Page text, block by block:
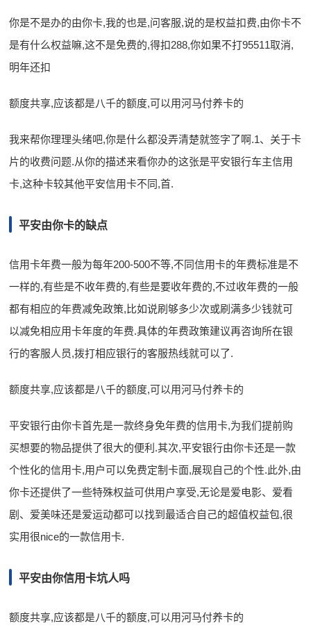
你是不是办的由你卡,我的也是,问客服,说的是权益扣费,由你卡不
是有什么权益嘛,这不是免费的,得扣288,你如果不打95511取消,
明年还扣
额度共享,应该都是八千的额度,可以用河马付养卡的
我来帮你理理头绪吧,你是什么都没弄清楚就签字了啊.1、关于卡
片的收费问题.从你的描述来看你办的这张是平安银行车主信用
卡,这种卡较其他平安信用卡不同,首.
平安由你卡的缺点
信用卡年费一般为每年200-500不等,不同信用卡的年费标准是不
一样的,有些是不收年费的,有些是要收年费的,不过收年费的一般
都有相应的年费减免政策,比如说刷够多少次或刷满多少钱就可
以减免相应用卡年度的年费.具体的年费政策建议再咨询所在银
行的客服人员,拨打相应银行的客服热线就可以了.
额度共享,应该都是八千的额度,可以用河马付养卡的
平安银行由你卡首先是一款终身免年费的信用卡,为我们提前购
买想要的物品提供了很大的便利.其次,平安银行由你卡还是一款
个性化的信用卡,用户可以免费定制卡面,展现自己的个性.此外,由
你卡还提供了一些特殊权益可供用户享受,无论是爱电影、爱看
剧、爱美味还是爱运动都可以找到最适合自己的超值权益包,很
实用很nice的一款信用卡.
平安由你信用卡坑人吗
额度共享,应该都是八千的额度,可以用河马付养卡的